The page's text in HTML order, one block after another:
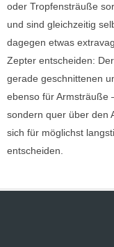
oder Tropfensträuße
und sind gleichzeitig
dagegen etwas
Zepter entscheiden:
gerade geschnittenen
ebenso für Armsträuße
sondern quer über den
sich für möglichst
entscheiden.